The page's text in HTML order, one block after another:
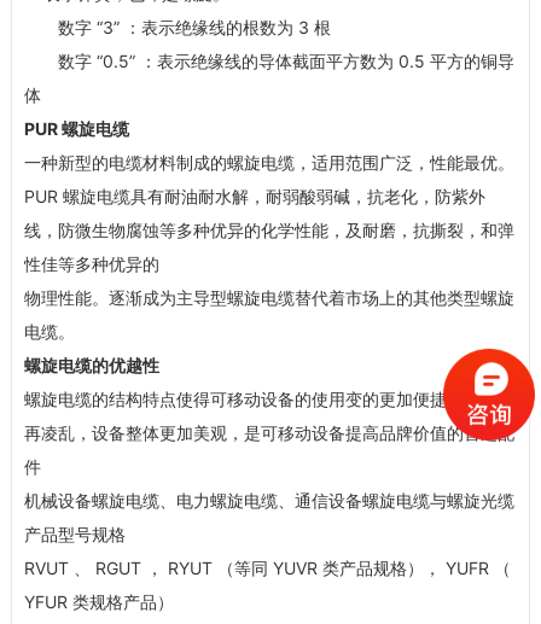
数字 “3” ：表示绝缘线的根数为 3 根
数字 “0.5” ：表示绝缘线的导体截面平方数为 0.5 平方的铜导
体
PUR螺旋电缆
一种新型的电缆材料制成的螺旋电缆，适用范围广泛，性能最优。
PUR 螺旋电缆具有耐油耐水解，耐弱酸弱碱，抗老化，防紫外
线，防微生物腐蚀等多种优异的化学性能，及耐磨，抗撕裂，和弹
性佳等多种优异的
物理性能。逐渐成为主导型螺旋电缆替代着市场上的其他类型螺旋
电缆。
螺旋电缆的优越性
螺旋电缆的结构特点使得可移动设备的使用变的更加便捷，收放不
再凌乱，设备整体更加美观，是可移动设备提高品牌价值的首选配
件
机械设备螺旋电缆、电力螺旋电缆、通信设备螺旋电缆与螺旋光缆
产品型号规格
RVUT 、 RGUT ， RYUT （等同 YUVR 类产品规格）， YUFR （
YFUR 类规格产品）